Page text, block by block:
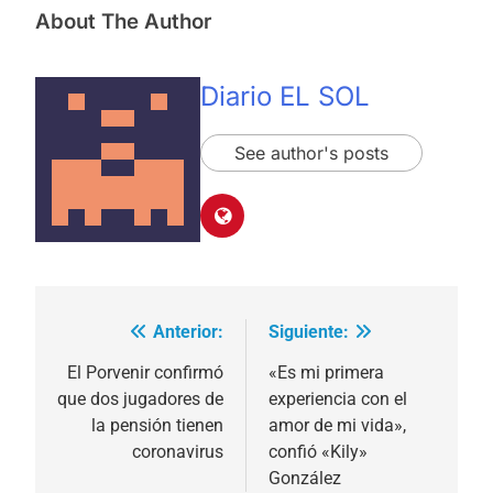
About The Author
Diario EL SOL
See author's posts
Navegación
de
entradas
Anterior:
El Porvenir confirmó
que dos jugadores de
la pensión tienen
coronavirus
Siguiente:
«Es mi primera
experiencia con el
amor de mi vida»,
confió «Kily»
González